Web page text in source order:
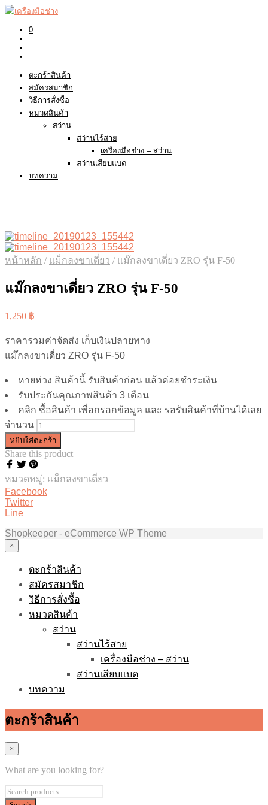
0
ตะกร้าสินค้า
สมัครสมาชิก
วิธีการสั่งซื้อ
หมวดสินค้า
สว่าน
สว่านไร้สาย
เครื่องมือช่าง – สว่าน
สว่านเสียบแบต
บทความ
หน้าหลัก / แม็กลงขาเดี่ยว /แม๊กลงขาเดี่ยว ZRO รุ่น F-50
แม๊กลงขาเดี่ยว ZRO รุ่น F-50
1,250 ฿
ราคารวมค่าจัดส่ง เก็บเงินปลายทาง
แม๊กลงขาเดี่ยว ZRO รุ่น F-50
หายห่วง สินค้านี้ รับสินค้าก่อน แล้วค่อยชำระเงิน
รับประกันคุณภาพสินค้า 3 เดือน
คลิก ซื้อสินค้า เพื่อกรอกข้อมูล และ รอรับสินค้าที่บ้านได้เลย
จำนวน
หยิบใส่ตะกร้า
Share this product
หมวดหมู่: แม็กลงขาเดี่ยว
Facebook
Twitter
Line
Shopkeeper - eCommerce WP Theme
×
ตะกร้าสินค้า
สมัครสมาชิก
วิธีการสั่งซื้อ
หมวดสินค้า
สว่าน
สว่านไร้สาย
เครื่องมือช่าง – สว่าน
สว่านเสียบแบต
บทความ
ตะกร้าสินค้า
×
What are you looking for?